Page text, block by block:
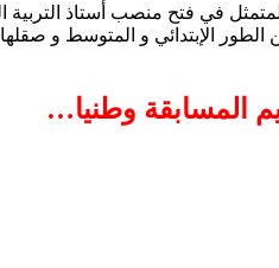
في فتح منصب أستاذ التربية
الإبتدائي و المتوسط و
المسابقة وطنيا…